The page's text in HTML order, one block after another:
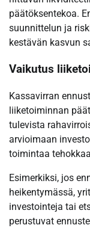
päätöksentekoa.
suunnittelun ja
kestävän kasvun
Vaikutus
Kassavirran
liiketoiminnan
tulevista
arvioimaan
toimintaa
Esimerkiksi, jos
heikentymässä,
investointeja tai
perustuvat